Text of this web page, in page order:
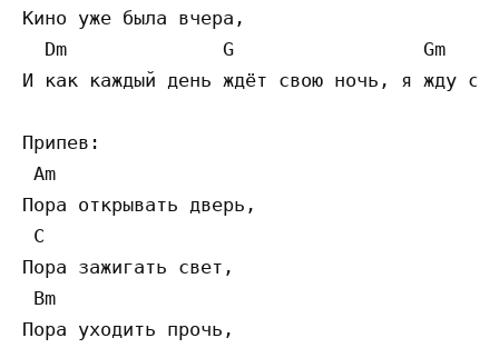
Кино уже была вчера,
  Dm              G                 Gm
И как каждый день ждёт свою ночь, я жду
Припев:
Am
Пора открывать дверь,
C
Пора зажигать свет,
Bm
Пора уходить прочь,